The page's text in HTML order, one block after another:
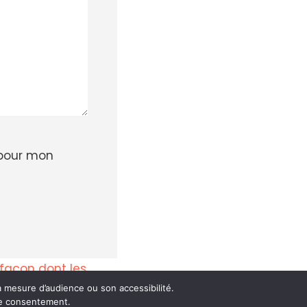
mon
dont les
d’audience ou son accessibilité.
consentement.